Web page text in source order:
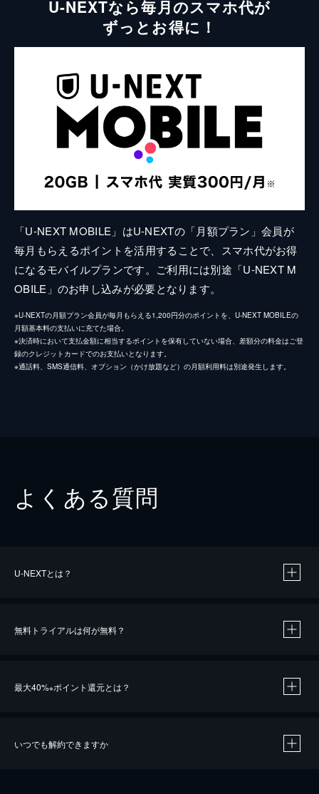
U-NEXTなら毎月のスマホ代が
ずっとお得に！
「U-NEXT MOBILE」はU-NEXTの「月額プラン」会員が
毎月もらえるポイントを活用することで、スマホ代がお得
になるモバイルプランです。ご利用には別途「U-NEXT M
OBILE」のお申し込みが必要となります。
※U-NEXTの月額プラン会員が毎月もらえる1,200円分のポイントを、U-NEXT MOBILEの
月額基本料の支払いに充てた場合。
※決済時において支払金額に相当するポイントを保有していない場合、差額分の料金はご登
録のクレジットカードでのお支払いとなります。
※通話料、SMS通信料、オプション（かけ放題など）の月額利用料は別途発生します。
よくある質問
U-NEXTとは？
無料トライアルは何が無料？
最大40%※ポイント還元とは？
いつでも解約できますか